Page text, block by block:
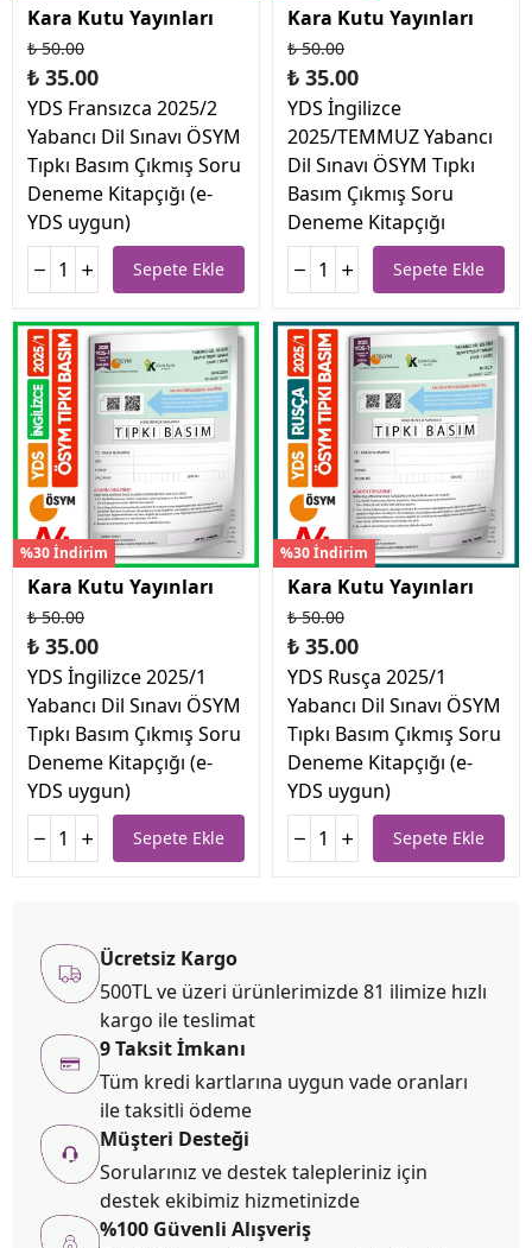
Kara Kutu Yayınları
₺ 50.00
₺ 35.00
YDS Fransızca 2025/2
Yabancı Dil Sınavı ÖSYM
Tıpkı Basım Çıkmış Soru
Deneme Kitapçığı (e-
YDS uygun)
Sepete Ekle
Kara Kutu Yayınları
₺ 50.00
₺ 35.00
YDS İngilizce
2025/TEMMUZ Yabancı
Dil Sınavı ÖSYM Tıpkı
Basım Çıkmış Soru
Deneme Kitapçığı
Sepete Ekle
%30 İndirim
Kara Kutu Yayınları
₺ 50.00
₺ 35.00
YDS İngilizce 2025/1
Yabancı Dil Sınavı ÖSYM
Tıpkı Basım Çıkmış Soru
Deneme Kitapçığı (e-
YDS uygun)
Sepete Ekle
%30 İndirim
Kara Kutu Yayınları
₺ 50.00
₺ 35.00
YDS Rusça 2025/1
Yabancı Dil Sınavı ÖSYM
Tıpkı Basım Çıkmış Soru
Deneme Kitapçığı (e-
YDS uygun)
Sepete Ekle
Ücretsiz Kargo
500TL ve üzeri ürünlerimizde 81 ilimize hızlı
kargo ile teslimat
9 Taksit İmkanı
Tüm kredi kartlarına uygun vade oranları
ile taksitli ödeme
Müşteri Desteği
Sorularınız ve destek talepleriniz için
destek ekibimiz hizmetinizde
%100 Güvenli Alışveriş